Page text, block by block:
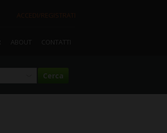
ACCEDI/REGISTRATI
ABOUT CONTATTI